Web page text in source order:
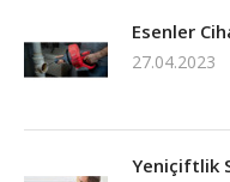
Esenler
27.04.2023
Yeniçiftlik